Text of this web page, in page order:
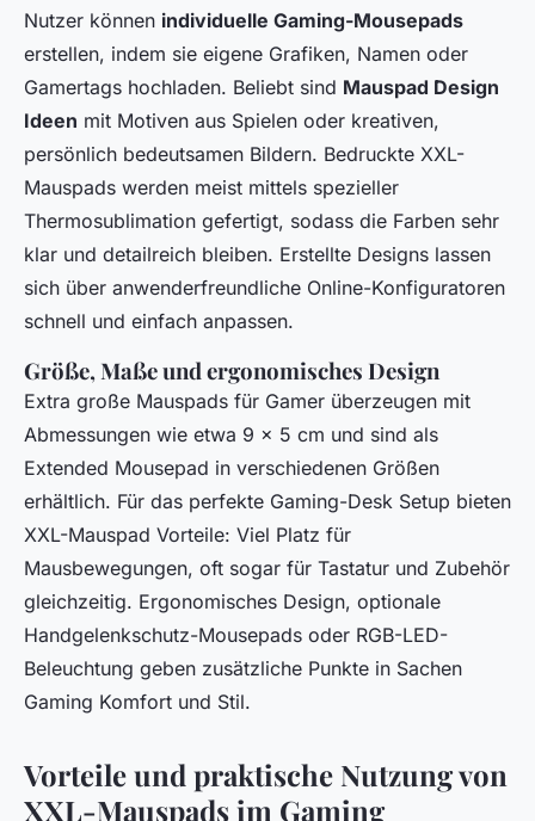
Nutzer können individuelle Gaming-Mousepads
erstellen, indem sie eigene Grafiken, Namen oder
Gamertags hochladen. Beliebt sind Mauspad Design
Ideen mit Motiven aus Spielen oder kreativen,
persönlich bedeutsamen Bildern. Bedruckte XXL-
Mauspads werden meist mittels spezieller
Thermosublimation gefertigt, sodass die Farben sehr
klar und detailreich bleiben. Erstellte Designs lassen
sich über anwenderfreundliche Online-Konfiguratoren
schnell und einfach anpassen.
Größe, Maße und ergonomisches Design
Extra große Mauspads für Gamer überzeugen mit
Abmessungen wie etwa 9 x 5 cm und sind als
Extended Mousepad in verschiedenen Größen
erhältlich. Für das perfekte Gaming-Desk Setup bieten
XXL-Mauspad Vorteile: Viel Platz für
Mausbewegungen, oft sogar für Tastatur und Zubehör
gleichzeitig. Ergonomisches Design, optionale
Handgelenkschutz-Mousepads oder RGB-LED-
Beleuchtung geben zusätzliche Punkte in Sachen
Gaming Komfort und Stil.
Vorteile und praktische Nutzung von
XXL-Mauspads im Gaming